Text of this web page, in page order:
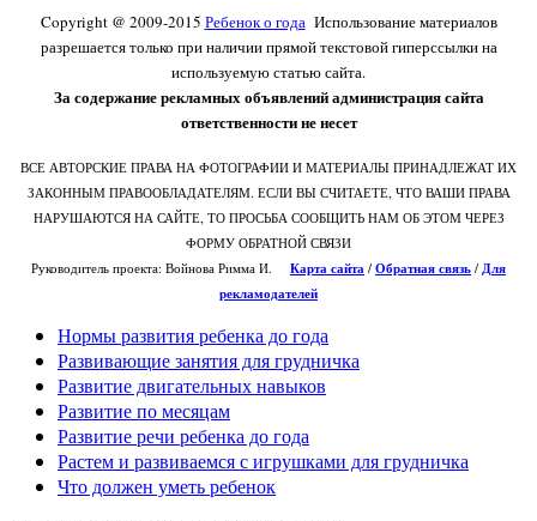
Copyright @ 2009-2015 Ребенок о годаИспользование материалов
разрешается только при наличии прямой текстовой гиперссылки на
используемую статью сайта.
За содержание рекламных объявлений администрация сайта
ответственности не несет
ВСЕ АВТОРСКИЕ ПРАВА НА ФОТОГРАФИИ И МАТЕРИАЛЫ ПРИНАДЛЕЖАТ ИХ
ЗАКОННЫМ ПРАВООБЛАДАТЕЛЯМ. ЕСЛИ ВЫ СЧИТАЕТЕ, ЧТО ВАШИ ПРАВА
НАРУШАЮТСЯ НА САЙТЕ, ТО ПРОСЬБА СООБЩИТЬ НАМ ОБ ЭТОМ ЧЕРЕЗ
ФОРМУ ОБРАТНОЙ СВЯЗИ
Руководитель проекта: Войнова Римма И. Карта сайта / Обратная связь / Для
рекламодателей
Нормы развития ребенка до года
Развивающие занятия для грудничка
Развитие двигательных навыков
Развитие по месяцам
Развитие речи ребенка до года
Растем и развиваемся с игрушками для грудничка
Что должен уметь ребенок